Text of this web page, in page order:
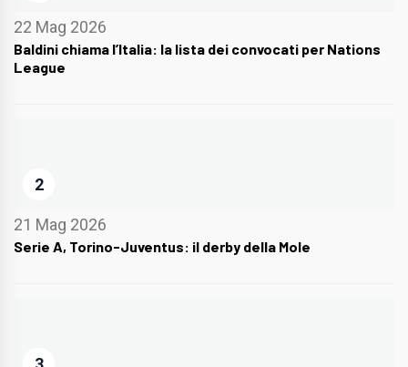
22 Mag 2026
Baldini chiama l’Italia: la lista dei convocati per Nations
League
2
21 Mag 2026
Serie A, Torino-Juventus: il derby della Mole